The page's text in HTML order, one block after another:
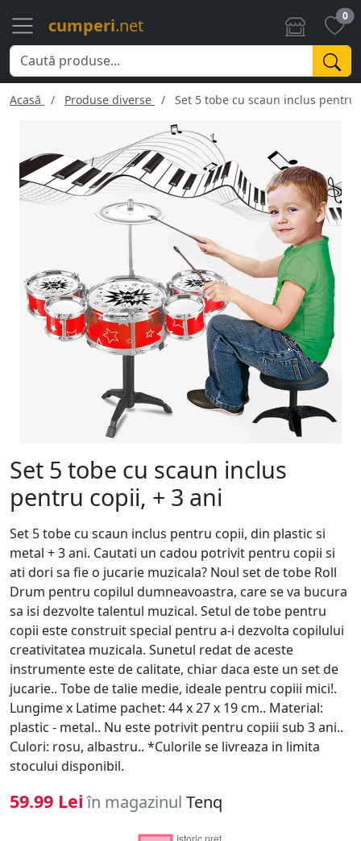
cumperi.net 0
Acasă Produse diverse Set 5 tobe cu scaun inclus pentru
Set 5 tobe cu scaun inclus
pentru copii, + 3 ani
Set 5 tobe cu scaun inclus pentru copii, din plastic si
metal + 3 ani. Cautati un cadou potrivit pentru copii si
ati dori sa fie o jucarie muzicala? Noul set de tobe Roll
Drum pentru copilul dumneavoastra, care se va bucura
sa isi dezvolte talentul muzical. Setul de tobe pentru
copii este construit special pentru a-i dezvolta copilului
creativitatea muzicala. Sunetul redat de aceste
instrumente este de calitate, chiar daca este un set de
jucarie.. Tobe de talie medie, ideale pentru copiii mici!.
Lungime x Latime pachet: 44 x 27 x 19 cm.. Material:
plastic - metal.. Nu este potrivit pentru copiii sub 3 ani..
Culori: rosu, albastru.. *Culorile se livreaza in limita
stocului disponibil.
59.99 Lei în magazinul Tenq